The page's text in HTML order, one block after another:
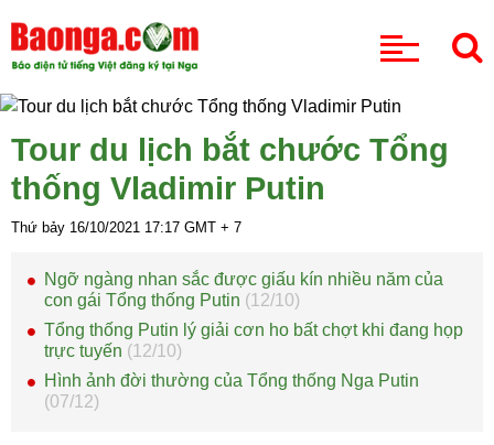
Tour du lịch bắt chước Tổng
thống Vladimir Putin
Thứ bảy 16/10/2021 17:17 GMT + 7
Ngỡ ngàng nhan sắc được giấu kín nhiều năm của
con gái Tổng thống Putin (12/10)
Tổng thống Putin lý giải cơn ho bất chợt khi đang họp
trực tuyến (12/10)
Hình ảnh đời thường của Tổng thống Nga Putin
(07/12)